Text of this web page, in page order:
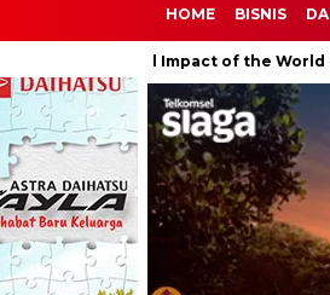
HOME BISNIS
Global Impact of the World Cup